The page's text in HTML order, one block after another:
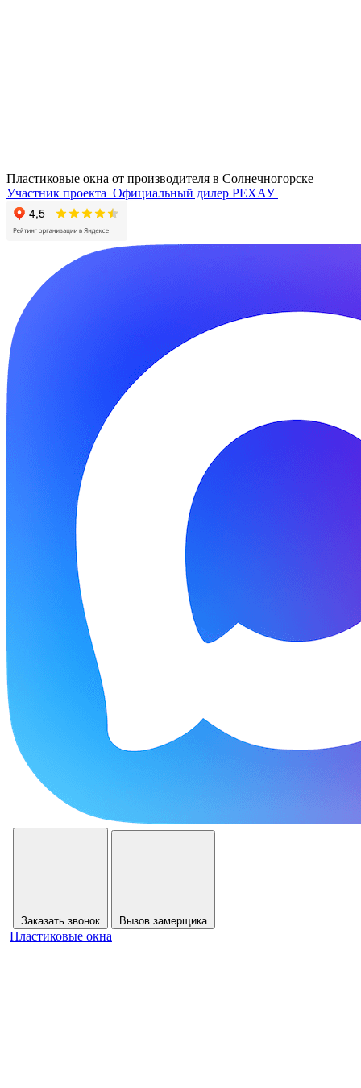
Пластиковые окна от производителя в Солнечногорске
Участник проекта Официальный дилер РЕХАУ
Заказать звонок Вызов замерщика
Пластиковые окна